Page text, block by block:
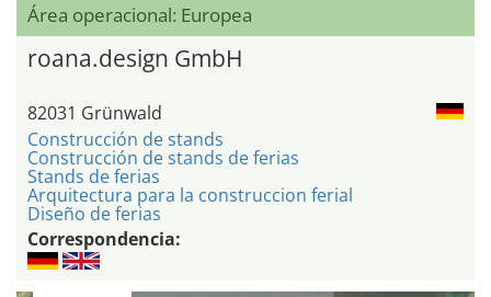
Área operacional: Europea
roana.design GmbH
82031 Grünwald
Construcción de stands
Construcción de stands de ferias
Stands de ferias
Arquitectura para la construccion ferial
Diseño de ferias
Correspondencia: